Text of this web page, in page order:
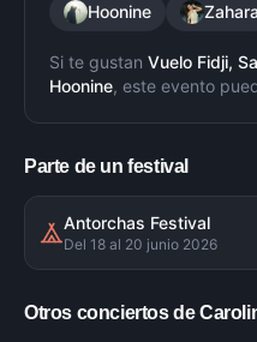
Hoonine
Zahara
Si te gustan Vuelo Fidji,
Hoonine, este evento
Parte de un festival
Antorchas Festival
Del 18 al 20 junio 2026
Otros conciertos de